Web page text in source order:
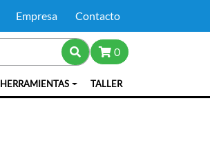
Empresa Contacto
0
HERRAMIENTAS TALLER